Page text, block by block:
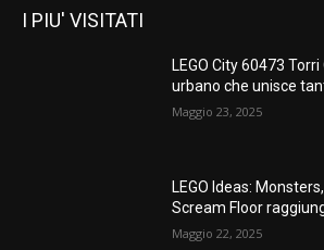
I PIU' VISITATI
LEGO City 60473
urbano che unisce
Maggio 23, 2025
LEGO Ideas:
Scream Floor
Maggio 22, 2025